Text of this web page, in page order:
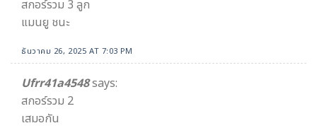
สกอร์รวม 3 ลูก
แมนยู ชนะ
ธันวาคม 26, 2025 AT 7:03 PM
Ufrr41a4548says:
สกอร์รวม 2
เสมอกัน